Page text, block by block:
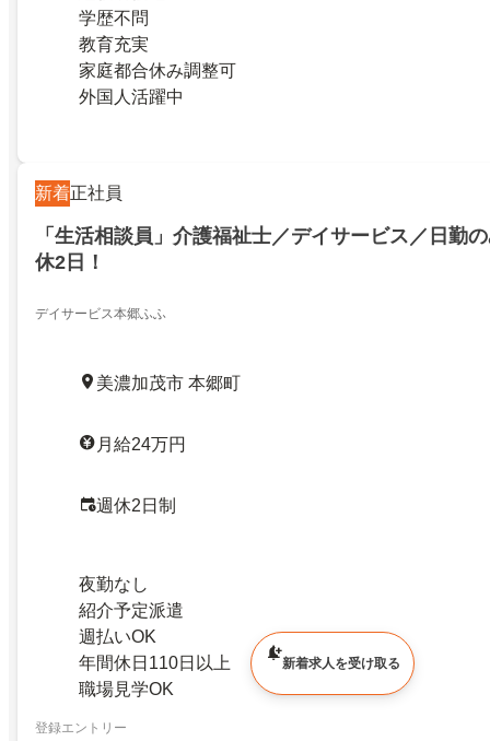
学歴不問
教育充実
家庭都合休み調整可
外国人活躍中
新着正社員
「生活相談員」介護福祉士／デイサービス／日勤
休2日！
デイサービス本郷ふふ
美濃加茂市 本郷町
月給24万円
週休2日制
夜勤なし
紹介予定派遣
週払いOK
年間休日110日以上
職場見学OK
登録エントリー
新着求人を受け取る